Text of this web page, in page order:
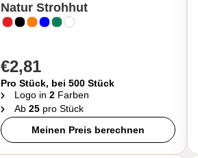
Natur Strohhut
€2,81
Pro Stück, bei 500 Stück
Logo in 2 Farben
Ab 25 pro Stück
Meinen Preis berechnen